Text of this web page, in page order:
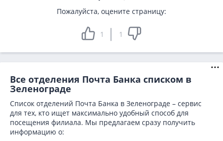
Пожалуйста, оцените страницу:
1 1
Все отделения Почта Банка списком в
Зеленограде
Список отделений Почта Банка в Зеленограде – сервис
для тех, кто ищет максимально удобный способ для
посещения филиала. Мы предлагаем сразу получить
информацию о: